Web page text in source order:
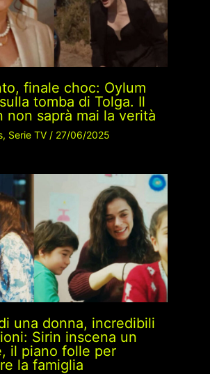
finale choc: Oylum
tomba di Tolga. Il
non saprà mai la verità
, Serie TV/ 27/06/2025
una donna, incredibili
Sirin inscena un
il piano folle per
la famiglia